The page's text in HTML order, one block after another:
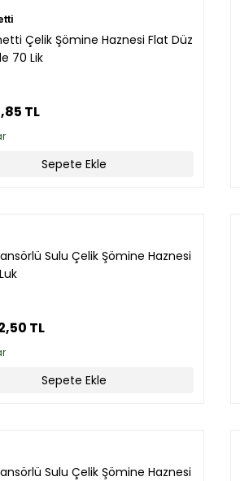
Çelik Şömine Haznesi Flat Düz
70 Lik
TL
Sepete Ekle
Sulu Çelik Şömine Haznesi
TL
Sepete Ekle
Sulu Çelik Şömine Haznesi